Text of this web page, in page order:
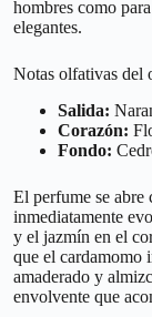
hombres como
elegantes.
Notas olfativas del
Salida:
Corazón:
Fondo:
El perfume se abre
inmediatamente
y el jazmín en el
que el cardamomo
amaderado y
envolvente que